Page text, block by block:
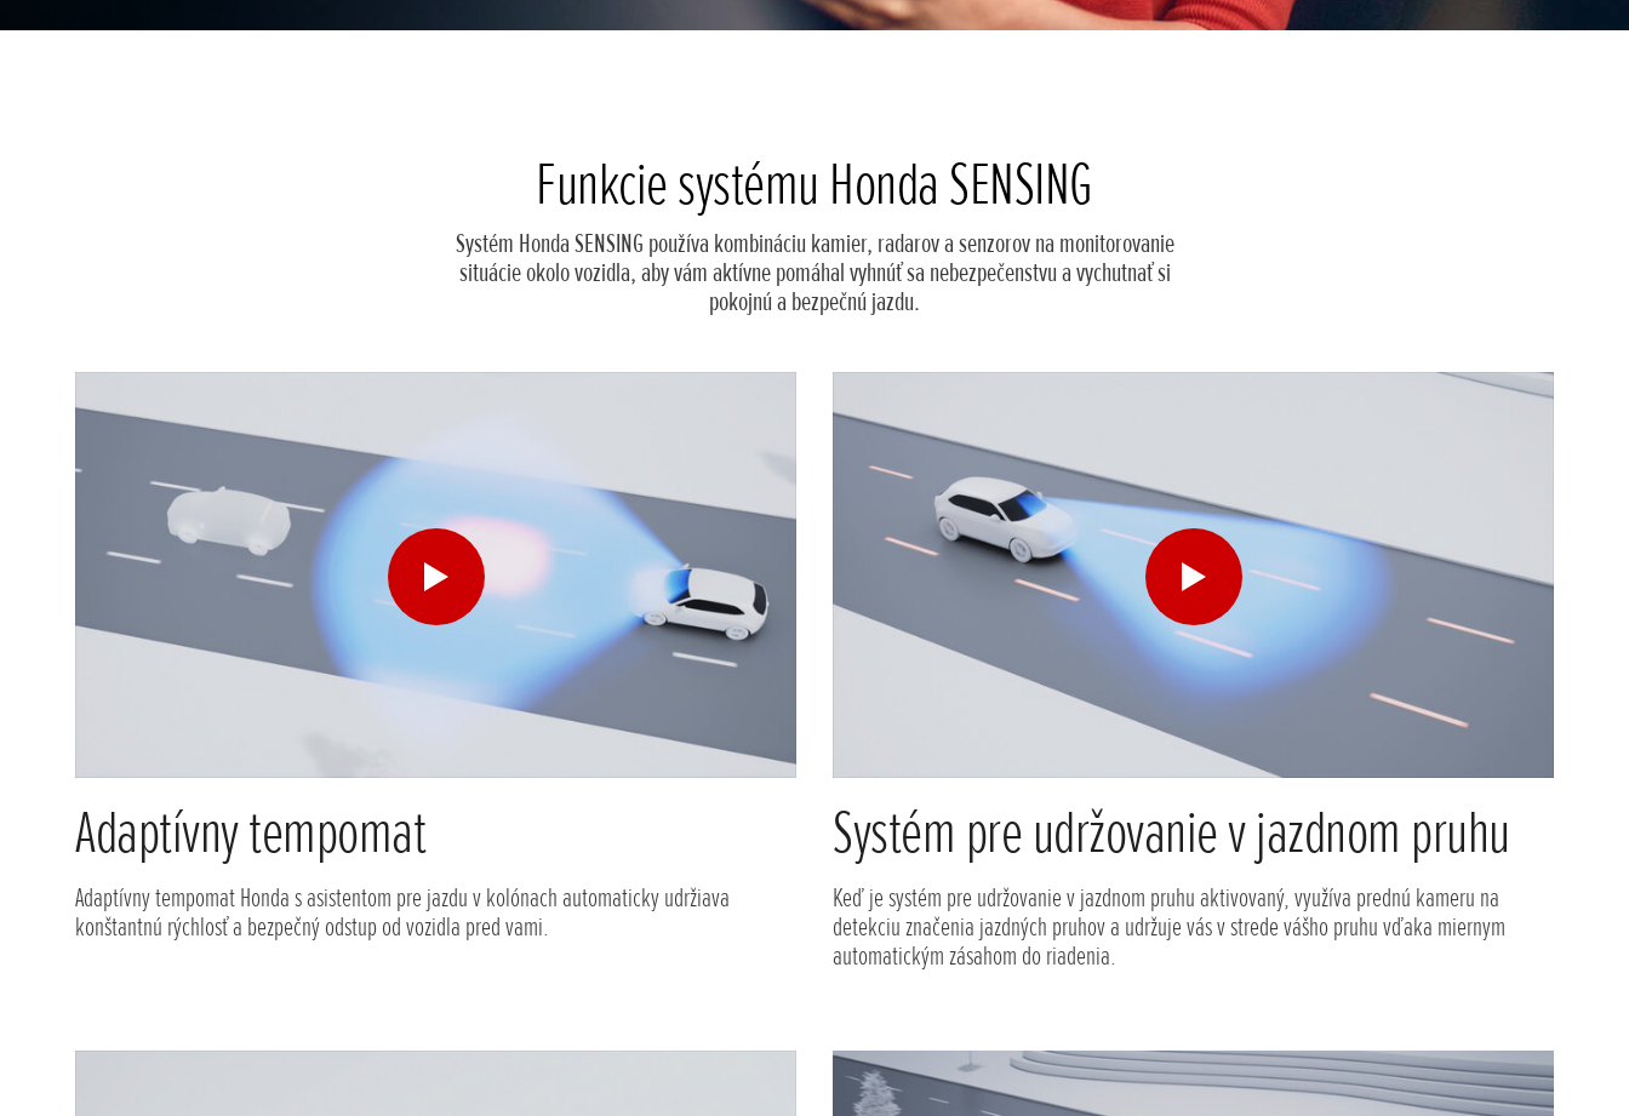
Funkcie systému Honda SENSING
Systém Honda SENSING používa kombináciu kamier, radarov a senzorov na monitorovanie
situácie okolo vozidla, aby vám aktívne pomáhal vyhnúť sa nebezpečenstvu a vychutnať si
pokojnú a bezpečnú jazdu.
Adaptívny tempomat
Adaptívny tempomat Honda s asistentom pre jazdu v kolónach automaticky udržiava
konštantnú rýchlosť a bezpečný odstup od vozidla pred vami.
Systém pre udržovanie v jazdnom pruhu
Keď je systém pre udržovanie v jazdnom pruhu aktivovaný, využíva prednú kameru na
detekciu značenia jazdných pruhov a udržuje vás v strede vášho pruhu vďaka miernym
automatickým zásahom do riadenia.